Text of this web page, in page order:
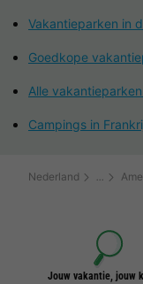
Vakantieparken in
Goedkope
Alle
Campings in
Nederland
Jouw vakantie, jouw